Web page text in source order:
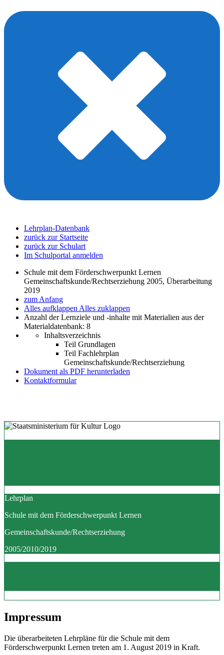
Lehrplan-Datenbank
zurück zur Startseite
zurück zur Schulart
Im Schulportal anmelden
Schule mit dem Förderschwerpunkt Lernen
Gemeinschaftskunde/Rechtserziehung 2005, Überarbeitung
2019
zum Anfang
Alles aufklappen Alles zuklappen
Anzahl der Lernziele und -inhalte mit Materialien aus der
Materialdatenbank: 8
Inhaltsverzeichnis
Teil Grundlagen
Teil Fachlehrplan
Gemeinschaftskunde/Rechtserziehung
Dokument als PDF herunterladen
Kontaktformular
Lehrplan
Schule mit dem Förderschwerpunkt Lernen
Gemeinschaftskunde/Rechtserziehung
2005/2010/2019
Impressum
Die überarbeiteten Lehrpläne für die Schule mit dem
Förderschwerpunkt Lernen treten am 1. August 2019 in Kraft.